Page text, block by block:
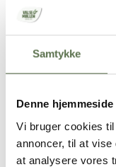
Samtykke
Denne
Vi bruger cookies
annoncer, til at
at analysere vores